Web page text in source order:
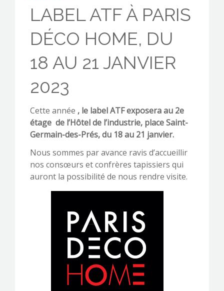
LABEL ATF À PARIS
DÉCO HOME, DU
18 AU 21 JANVIER
2023
Cette année , le label ATF exposera au 2e
étage de l’Hôtel de l’industrie, place Saint-
Germain-des-Prés, du 18 au 21 janvier.
Nous sommes par avance ravis d’accueillir
nos consœurs et confrères tapissiers qui
auront la possibilité de nous rendre visite.